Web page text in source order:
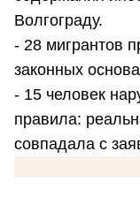
Волгограду.
- 28 мигрантов
законных
- 15 человек
правила:
совпадала с